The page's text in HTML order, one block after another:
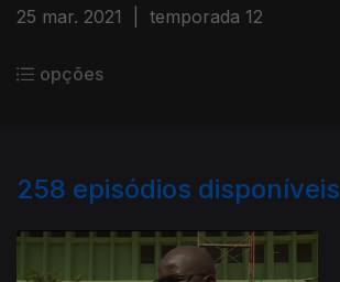
25 mar. 2021 temporada 12
opções
258 episódios disponíveis